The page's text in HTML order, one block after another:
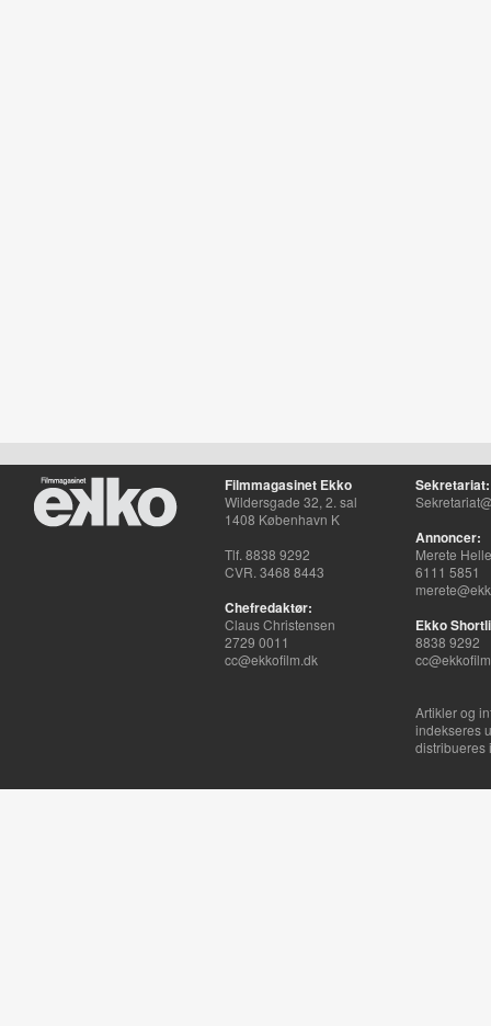
Filmmagasinet Ekko
Wildersgade 32, 2. sal
1408 København K
Tlf. 8838 9292
CVR. 3468 8443
Chefredaktør:
Claus Christensen
2729 0011
cc@ekkofilm.dk
Sekretariat:
Annoncer:
Merete
6111 5851
Ekko
8838 9292
Artikler og
indekseres
distribueres